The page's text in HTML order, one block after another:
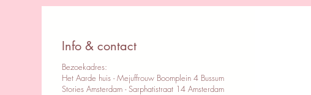
Info & contact
Bezoekadres:
Het Aarde huis - Mejuffrouw Boomplein 4 Bussum
Stories Amsterdam - Sarphatistraat 14 Amsterdam